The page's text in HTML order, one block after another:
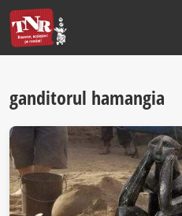
ganditorul hamangia